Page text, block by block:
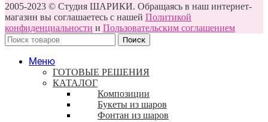
2005-2023 © Студия ШАРИКИ. Обращаясь в наш интернет-
магазин вы соглашаетесь с нашей Политикой
конфиденциальности и Пользовательским соглашением
Поиск
Меню
ГОТОВЫЕ РЕШЕНИЯ
КАТАЛОГ
Композиции
Букеты из шаров
Фонтан из шаров